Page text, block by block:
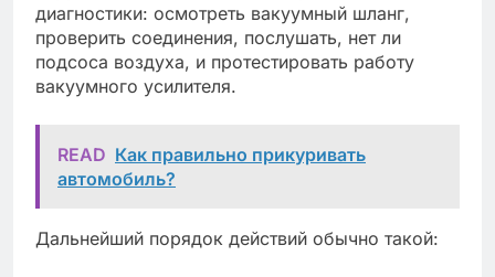
диагностики: осмотреть вакуумный шланг,
проверить соединения, послушать, нет ли
подсоса воздуха, и протестировать работу
вакуумного усилителя.
READ Как правильно прикуривать
автомобиль?
Дальнейший порядок действий обычно такой: